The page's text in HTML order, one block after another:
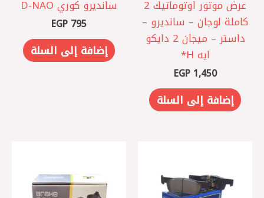
عرض موتور اوتوماتيك 2
كاملة لوجان – سانديرو –
داستر – ميجان 2 دايكو
ايه H*
EGP1,450
إضافة إلى السلة
سانديرو كوري D-NAO
EGP 795
إضافة إلى السلة